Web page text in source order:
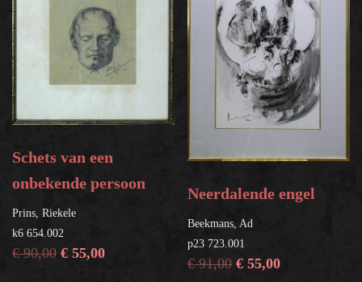
Schets van een
onbekende persoon
Prins, Riekele
k6 654.002
€90,00 € 55,00
Neerdalende engel
Beekmans, Ad
p23 723.001
€91,00 € 55,00